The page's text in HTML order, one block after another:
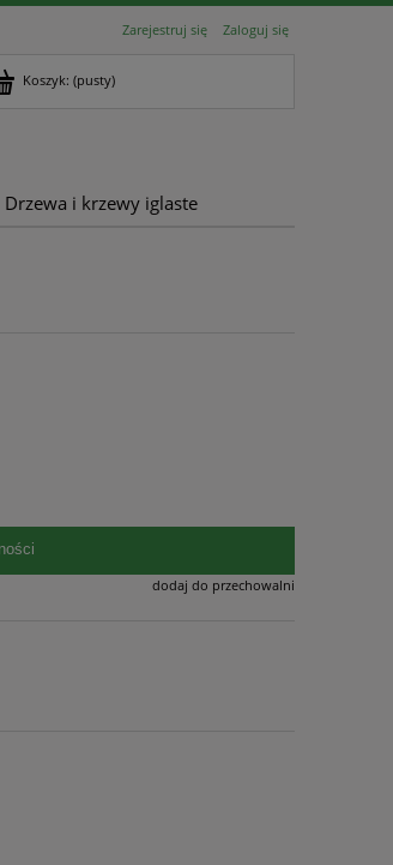
Zarejestruj się Zaloguj się
Koszyk: (pusty)
Drzewa i krzewy iglaste
dodaj do przechowalni